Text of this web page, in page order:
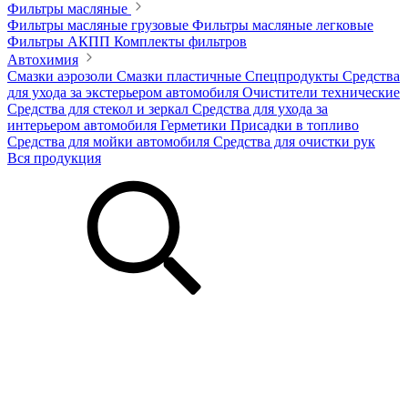
Фильтры масляные
Фильтры масляные грузовые Фильтры масляные легковые
Фильтры АКПП Комплекты фильтров
Автохимия
Смазки аэрозоли Смазки пластичные Спецпродукты Средства
для ухода за экстерьером автомобиля Очистители технические
Средства для стекол и зеркал Средства для ухода за
интерьером автомобиля Герметики Присадки в топливо
Средства для мойки автомобиля Средства для очистки рук
Вся продукция